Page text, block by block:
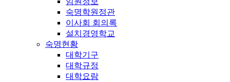
숙명학원정관
이사회 회의록
설치경영학교
숙명현황
대학기구
대학규정
대학요람